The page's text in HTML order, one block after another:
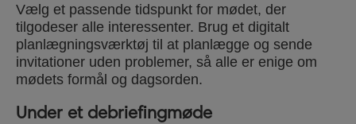
Vælg et passende tidspunkt for mødet, der
tilgodeser alle interessenter. Brug et digitalt
planlægningsværktøj til at planlægge og sende
invitationer uden problemer, så alle er enige om
mødets formål og dagsorden.
Under et debriefingmøde